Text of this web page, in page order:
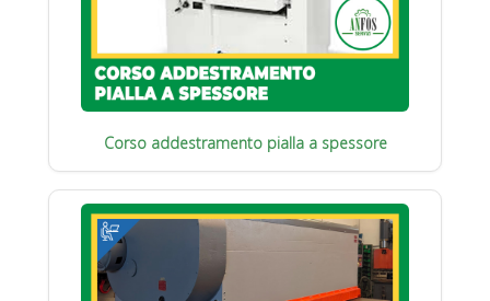
Corso addestramento pialla a spessore